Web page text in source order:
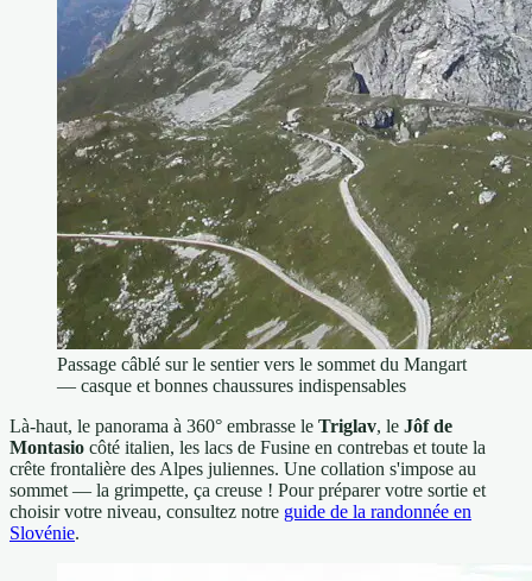
Passage câblé sur le sentier vers le sommet du Mangart
— casque et bonnes chaussures indispensables
Là-haut, le panorama à 360° embrasse le Triglav, le Jôf de
Montasio côté italien, les lacs de Fusine en contrebas et toute la
crête frontalière des Alpes juliennes. Une collation s'impose au
sommet — la grimpette, ça creuse ! Pour préparer votre sortie et
choisir votre niveau, consultez notre guide de la randonnée en
Slovénie.